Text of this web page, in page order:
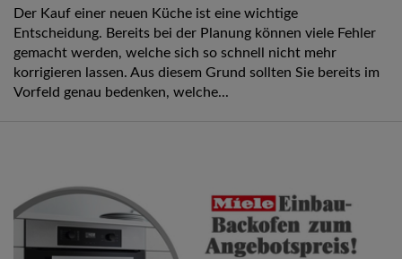
Der Kauf einer neuen Küche ist eine wichtige
Entscheidung. Bereits bei der Planung können viele Fehler
gemacht werden, welche sich so schnell nicht mehr
korrigieren lassen. Aus diesem Grund sollten Sie bereits im
Vorfeld genau bedenken, welche...